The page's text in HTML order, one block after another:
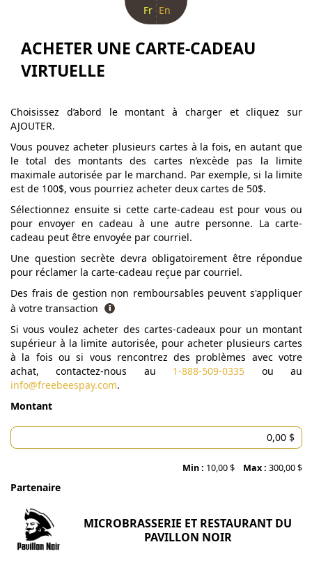
Fr En
ACHETER UNE CARTE-CADEAU
VIRTUELLE
Choisissez d’abord le montant à charger et cliquez sur
AJOUTER.
Vous pouvez acheter plusieurs cartes à la fois, en autant que
le total des montants des cartes n’excède pas la limite
maximale autorisée par le marchand. Par exemple, si la limite
est de 100$, vous pourriez acheter deux cartes de 50$.
Sélectionnez ensuite si cette carte-cadeau est pour vous ou
pour envoyer en cadeau à une autre personne. La carte-
cadeau peut être envoyée par courriel.
Une question secrète devra obligatoirement être répondue
pour réclamer la carte-cadeau reçue par courriel.
Des frais de gestion non remboursables peuvent s'appliquer
à votre transaction
Si vous voulez acheter des cartes-cadeaux pour un montant
supérieur à la limite autorisée, pour acheter plusieurs cartes
à la fois ou si vous rencontrez des problèmes avec votre
achat, contactez-nous au 1-888-509-0335 ou au
info@freebeespay.com.
Montant
Min : 10,00 $ Max : 300,00 $
Partenaire
MICROBRASSERIE ET RESTAURANT DU
PAVILLON NOIR